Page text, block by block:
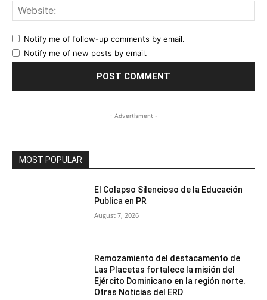
Notify me of follow-up comments by email.
Notify me of new posts by email.
- Advertisment -
MOST POPULAR
El Colapso Silencioso de la Educación
Publica en PR
August 7, 2026
Remozamiento del destacamento de
Las Placetas fortalece la misión del
Ejército Dominicano en la región norte.
Otras Noticias del ERD